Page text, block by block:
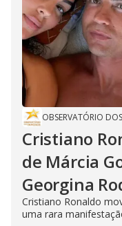
OBSERVATÓRIO
Cristiano
de Márcia
Georgina
Cristiano Ronaldo
uma rara